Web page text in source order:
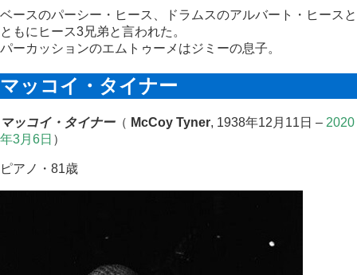
ベースのパーシー・ヒース、ドラムスのアルバート・ヒースと
ともにヒース3兄弟と言われた。
パーカッションのエムトゥーメはジミーの息子。
マッコイ・タイナー
マッコイ・タイナー（ McCoy Tyner, 1938年12月11日 – 2020
年3月6日 ）
ピアノ・81歳